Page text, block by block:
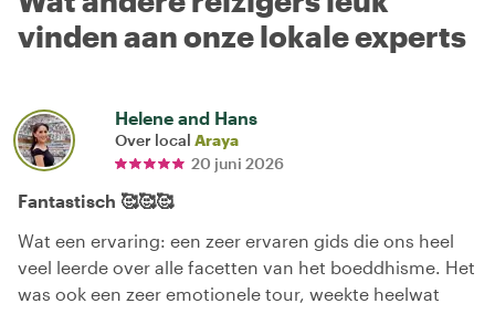
vinden aan onze lokale experts
Helene and Hans
Over local Araya
20 juni 2026
Fantastisch 🥰🥰🥰
Wat een ervaring: een zeer ervaren gids die ons heel
veel leerde over alle facetten van het boeddhisme. Het
was ook een zeer emotionele tour, weekte heelwat